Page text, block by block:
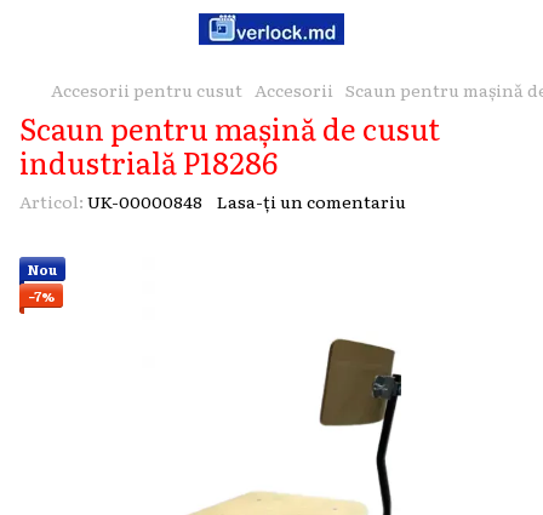
Accesorii pentru cusut Accesorii Scaun pentru mașină
Scaun pentru mașină de cusut
industrială P18286
Articol: UK-00000848 Lasa-ți un comentariu
Nou
−7%